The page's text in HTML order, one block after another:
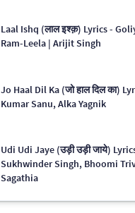
Laal Ishq (लाल इश्क़) Lyrics -
Ram-Leela | Arijit Singh
Jo Haal Dil Ka (जो हाल दिल का)
Kumar Sanu, Alka Yagnik
Udi Udi Jaye (उड़ी उड़ी जाये)
Sukhwinder Singh, Bhoomi
Sagathia